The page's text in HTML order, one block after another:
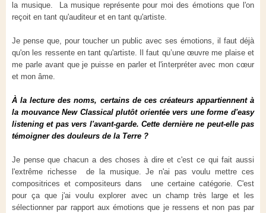
la musique. La musique représente pour moi des émotions que l'on
reçoit en tant qu'auditeur et en tant qu'artiste.
Je pense que, pour toucher un public avec ses émotions, il faut déjà
qu'on les ressente en tant qu'artiste. Il faut qu’une œuvre me plaise et
me parle avant que je puisse en parler et l'interpréter avec mon cœur
et mon âme.
À la lecture des noms, certains de ces créateurs appartiennent à
la mouvance New Classical plutôt orientée vers une forme d'easy
listening et pas vers l'avant-garde. Cette dernière ne peut-elle pas
témoigner des douleurs de la Terre ?
Je pense que chacun a des choses à dire et c'est ce qui fait aussi
l'extrême richesse de la musique. Je n'ai pas voulu mettre ces
compositrices et compositeurs dans une certaine catégorie. C'est
pour ça que j'ai voulu explorer avec un champ très large et les
sélectionner par rapport aux émotions que je ressens et non pas par